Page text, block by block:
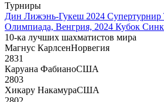
Турниры
Дин Лижэнь-Гукеш 2024 Супертурнир
Олимпиада, Венгрия, 2024 Кубок
10-ка лучших шахматистов мира
Магнус КарлсенНорвегия
2831
Каруана ФабианоСША
2803
Хикару НакамураСША